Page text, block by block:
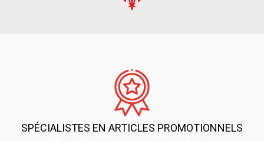
SPÉCIALISTES EN ARTICLES PROMOTIONNELS